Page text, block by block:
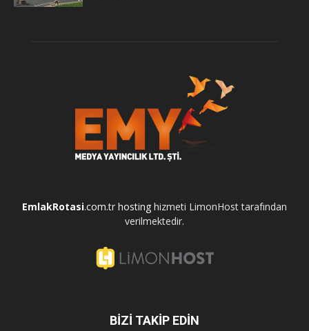
EmlakRotasi.com.tr hosting hizmeti LimonHost tarafından
verilmektedir.
BİZİ TAKİP EDİN